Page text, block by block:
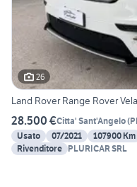
26
Land Rover Range Rover
28.500 €Citta' Sant'Angelo(
Usato
07/2021 107900 Km
Rivenditore PLURICAR SRL